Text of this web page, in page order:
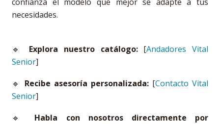
necesidades.
🔹 Explora nuestro catálogo:[Andadores Vital
Senior]
🔹 Recibe asesoría personalizada: [Contacto Vital
Senior]
🔹 Habla con nosotros directamente por